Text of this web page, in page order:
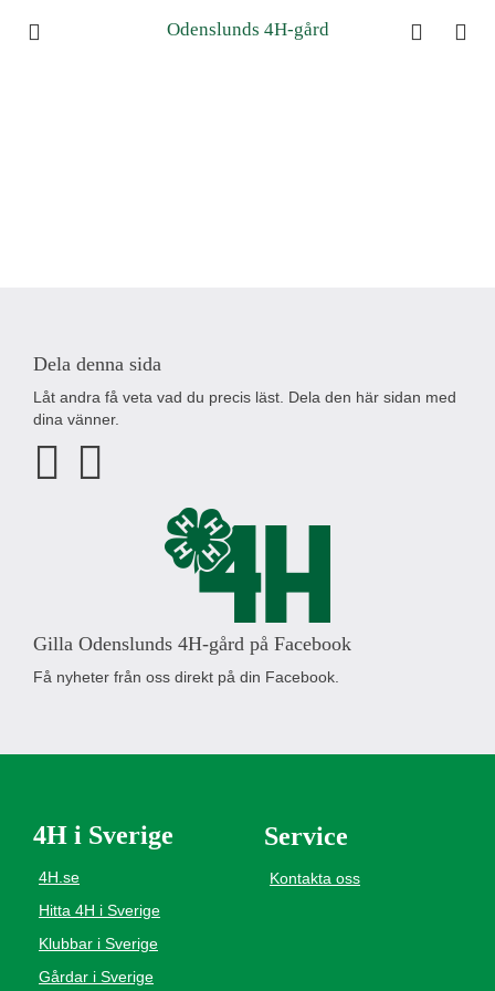
Odenslunds 4H-gård
Dela denna sida
Låt andra få veta vad du precis läst. Dela den här sidan med
dina vänner.
Gilla Odenslunds 4H-gård på Facebook
Få nyheter från oss direkt på din Facebook.
4H i Sverige
4H.se
Hitta 4H i Sverige
Klubbar i Sverige
Gårdar i Sverige
Service
Kontakta oss